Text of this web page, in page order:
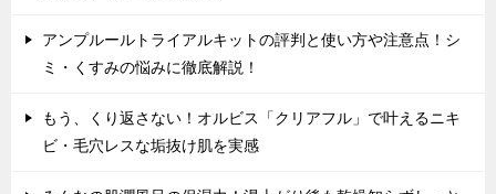
アンプルールトライアルキットの評判と使い方や注意点！シ
ミ・くすみの悩みに徹底解説！
もう、くり返さない！オルビス「クリアフル」で叶えるニキ
ビ・毛穴レスな垢抜け肌を実感